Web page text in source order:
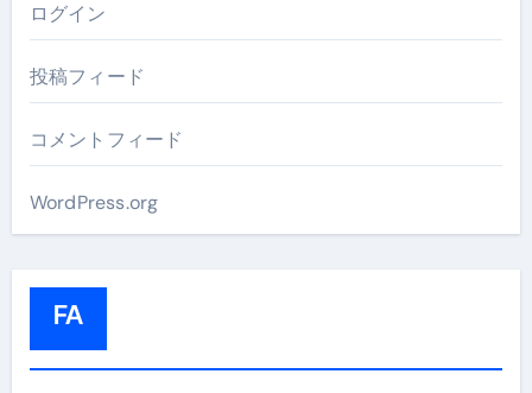
ログイン
投稿フィード
コメントフィード
WordPress.org
FA